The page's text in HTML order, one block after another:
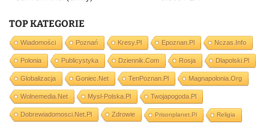
TOP KATEGORIE
Wiadomości Poznań Kresy.pl Epoznan.pl Nczas.info
Polonia Publicystyka Dziennik.com Rosja Dlapolski.pl
Globalizacja Goniec.net TenPoznan.pl Magnapolonia.org
Wolnemedia.net Mysl-Polska.pl Twojapogoda.pl
Dobrewiadomosci.net.pl Zdrowie Prisonplanet.pl Religia